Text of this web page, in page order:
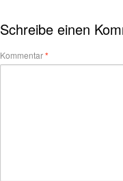
Schreibe einen
Kommentar*